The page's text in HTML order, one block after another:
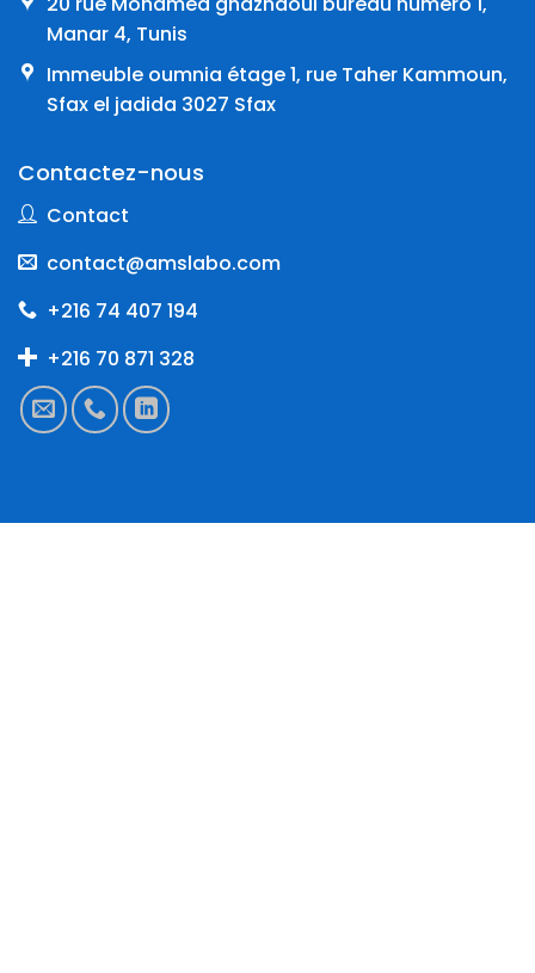
Manar 4, Tunis
Immeuble oumnia étage 1, rue Taher Kammoun,
Sfax el jadida 3027 Sfax
Contactez-nous
Contact
contact@amslabo.com
+216 74 407 194
+216 70 871 328